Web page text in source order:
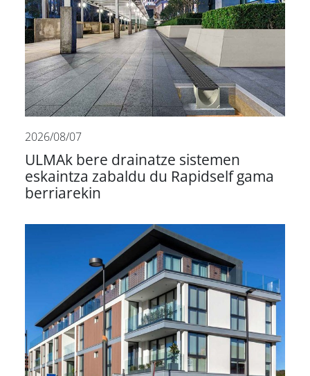
2026/08/07
ULMAk bere drainatze sistemen
eskaintza zabaldu du Rapidself gama
berriarekin